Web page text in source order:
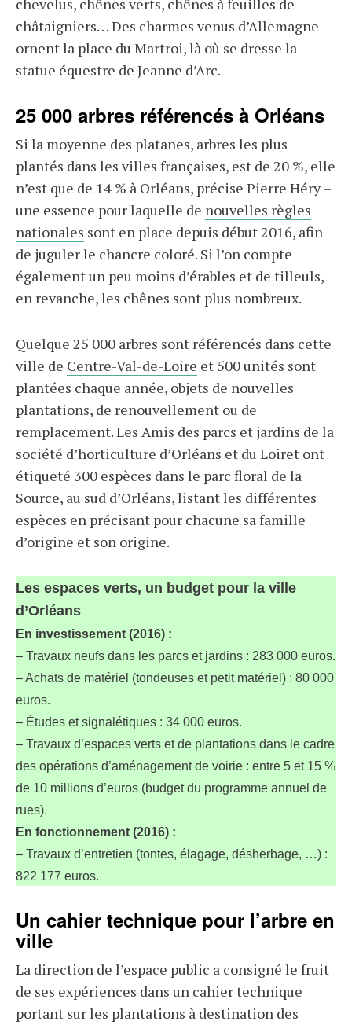
chevelus, chênes verts, chênes à feuilles de
châtaigniers… Des charmes venus d’Allemagne
ornent la place du Martroi, là où se dresse la
statue équestre de Jeanne d’Arc.
25 000 arbres référencés à Orléans
Si la moyenne des platanes, arbres les plus
plantés dans les villes françaises, est de 20 %, elle
n’est que de 14 % à Orléans, précise Pierre Héry –
une essence pour laquelle de nouvelles règles
nationales sont en place depuis début 2016, afin
de juguler le chancre coloré. Si l’on compte
également un peu moins d’érables et de tilleuls,
en revanche, les chênes sont plus nombreux.
Quelque 25 000 arbres sont référencés dans cette
ville de Centre-Val-de-Loire et 500 unités sont
plantées chaque année, objets de nouvelles
plantations, de renouvellement ou de
remplacement. Les Amis des parcs et jardins de la
société d’horticulture d’Orléans et du Loiret ont
étiqueté 300 espèces dans le parc floral de la
Source, au sud d’Orléans, listant les différentes
espèces en précisant pour chacune sa famille
d’origine et son origine.
Les espaces verts, un budget pour la ville
d’Orléans
En investissement (2016) :
– Travaux neufs dans les parcs et jardins : 283 000 euros.
– Achats de matériel (tondeuses et petit matériel) : 80 000
euros.
– Études et signalétiques : 34 000 euros.
– Travaux d’espaces verts et de plantations dans le cadre
des opérations d’aménagement de voirie : entre 5 et 15 %
de 10 millions d’euros (budget du programme annuel de
rues).
En fonctionnement (2016) :
– Travaux d’entretien (tontes, élagage, désherbage, …) :
822 177 euros.
Un cahier technique pour l’arbre en
ville
La direction de l’espace public a consigné le fruit
de ses expériences dans un cahier technique
portant sur les plantations à destination des